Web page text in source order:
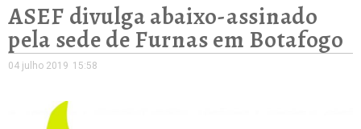
ASEF divulga abaixo-assinado
pela sede de Furnas em Botafogo
04 julho 2019 15:58